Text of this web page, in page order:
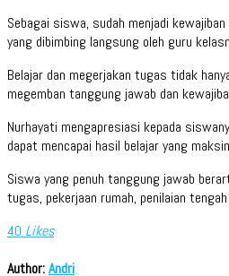
Sebagai siswa, sudah menjadi
yang dibimbing langsung oleh guru
Belajar dan megerjakan tugas tidak
megemban tanggung jawab dan
Nurhayati mengapresiasi kepada
dapat mencapai hasil belajar yang
Siswa yang penuh tanggung jawab
tugas, pekerjaan rumah, penilaian
40 Likes
Author:Andri